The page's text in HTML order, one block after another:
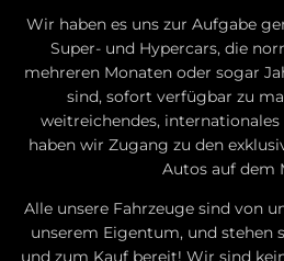
Wir haben es uns zur Aufgabe
Super- und Hypercars, die
mehreren Monaten oder sogar
sind, sofort verfügbar zu
weitreichendes,
haben wir Zugang zu den
Autos auf dem
Alle unsere Fahrzeuge sind von
unserem Eigentum, und stehen
und zum Kauf bereit! Wir sind